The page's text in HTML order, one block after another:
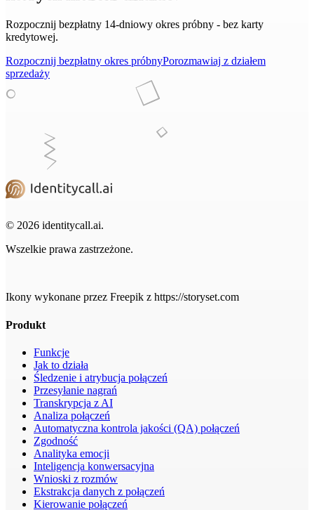
Rozpocznij bezpłatny 14‑dniowy okres próbny - bez karty
kredytowej.
Rozpocznij bezpłatny okres próbnyPorozmawiaj z działem
sprzedaży
© 2026 identitycall.ai.
Wszelkie prawa zastrzeżone.
Ikony wykonane przez Freepik z https://storyset.com
Produkt
Funkcje
Jak to działa
Śledzenie i atrybucja połączeń
Przesyłanie nagrań
Transkrypcja z AI
Analiza połączeń
Automatyczna kontrola jakości (QA) połączeń
Zgodność
Analityka emocji
Inteligencja konwersacyjna
Wnioski z rozmów
Ekstrakcja danych z połączeń
Kierowanie połączeń